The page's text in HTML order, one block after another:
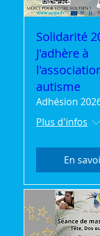
Solidarité
J'adhère à
autisme
Adhésion
Plus d'infos
En